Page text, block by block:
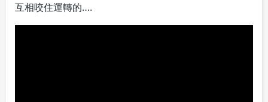
互相咬住運轉的….